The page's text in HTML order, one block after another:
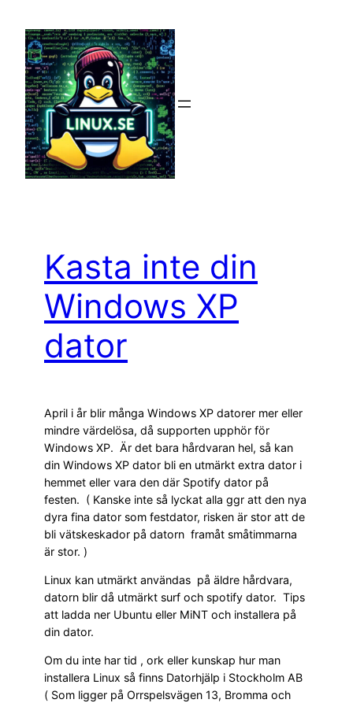
innehåll
Kasta inte din
Windows XP
dator
April i år blir många Windows XP datorer mer eller
mindre värdelösa, då supporten upphör för
Windows XP. Är det bara hårdvaran hel, så kan
din Windows XP dator bli en utmärkt extra dator i
hemmet eller vara den där Spotify dator på
festen. ( Kanske inte så lyckat alla ggr att den nya
dyra fina dator som festdator, risken är stor att de
bli vätskeskador på datorn framåt småtimmarna
är stor. )
Linux kan utmärkt användas på äldre hårdvara,
datorn blir då utmärkt surf och spotify dator. Tips
att ladda ner Ubuntu eller MiNT och installera på
din dator.
Om du inte har tid , ork eller kunskap hur man
installera Linux så finns Datorhjälp i Stockholm AB
( Som ligger på Orrspelsvägen 13, Bromma och